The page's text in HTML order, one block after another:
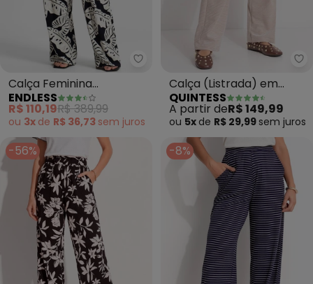
Endless - Calça Feminina
Calça Feminina
Pantalona Estampada
(Preto)
ENDLESS
R$ 110,19R$ 389,99
ou 3x de R$ 36,73 sem juros
Calça (Listrada) em
Malha Texturizada
QUINTESS
A partir deR$ 149,99
ou 5x de R$ 29,99 sem juros
-56% -8%